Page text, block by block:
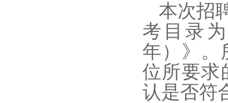
本次招
考目录
年）》。
位所要求
认是否符